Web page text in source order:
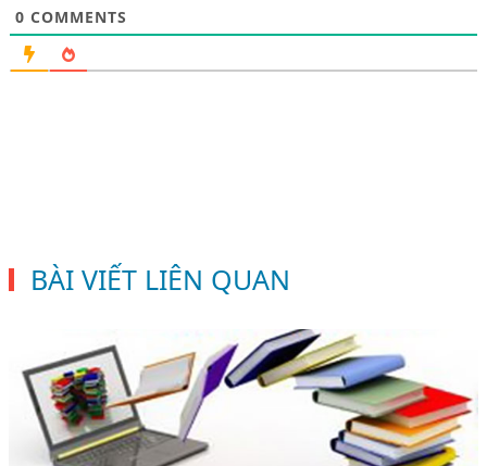
0 COMMENTS
BÀI VIẾT LIÊN QUAN